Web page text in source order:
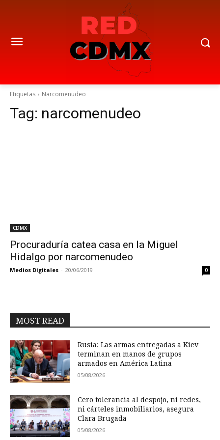
Etiquetas Narcomenudeo
Tag: narcomenudeo
CDMX
Procuraduría catea casa en la Miguel
Hidalgo por narcomenudeo
Medios Digitales - 20/06/2019 0
MOST READ
Rusia: Las armas entregadas a Kiev
terminan en manos de grupos
armados en América Latina
05/08/2026
Cero tolerancia al despojo, ni redes,
ni cárteles inmobiliarios, asegura
Clara Brugada
05/08/2026